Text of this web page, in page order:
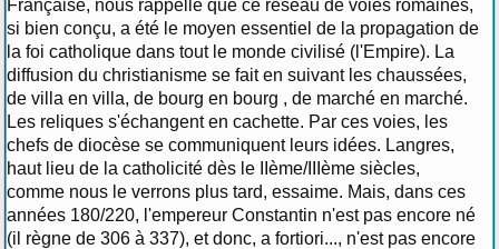
Française, nous rappelle que ce réseau de voies romaines,
si bien conçu, a été le moyen essentiel de la propagation de
la foi catholique dans tout le monde civilisé (l'Empire). La
diffusion du christianisme se fait en suivant les chaussées,
de villa en villa, de bourg en bourg , de marché en marché.
Les reliques s'échangent en cachette. Par ces voies, les
chefs de diocèse se communiquent leurs idées. Langres,
haut lieu de la catholicité dès le IIème/IIIème siècles,
comme nous le verrons plus tard, essaime. Mais, dans ces
années 180/220, l'empereur Constantin n'est pas encore né
(il règne de 306 à 337), et donc, a fortiori..., n'est pas encore